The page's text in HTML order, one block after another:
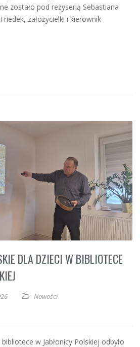
zostało pod reżyserią Sebastiana
założycielki i kierownik
DLA DZIECI W BIBLIOTECE
Nowości
w Jabłonicy Polskiej odbyło